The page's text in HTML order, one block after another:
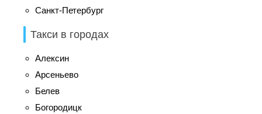
Санкт-Петербург
Такси в городах
Алексин
Арсеньево
Белев
Богородицк